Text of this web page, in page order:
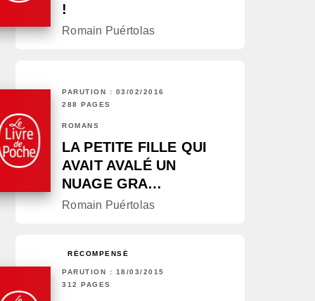
!
Romain Puértolas
PARUTION : 03/02/2016
288 PAGES
ROMANS
LA PETITE FILLE QUI
AVAIT AVALÉ UN
NUAGE GRA…
Romain Puértolas
RÉCOMPENSÉ
PARUTION : 18/03/2015
312 PAGES